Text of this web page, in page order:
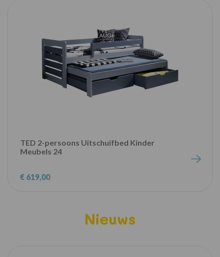
TED 2-persoons Uitschuifbed Kinder
Meubels 24
€ 619,00
Nieuws